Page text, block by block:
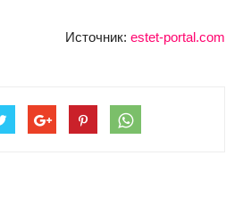
Источник: estet-portal.com